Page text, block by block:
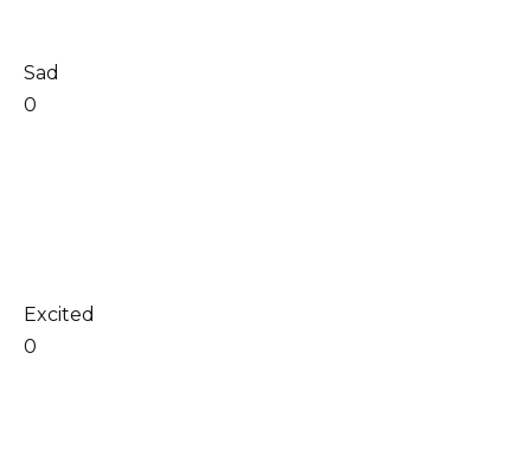
Sad
0
Excited
0